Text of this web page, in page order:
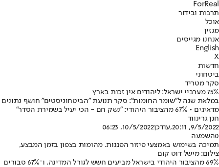
ForReal
תרבות ובידור
אוכל
מגזין
אנחנו מגייסים
English
X
חדשות
ביטחוני
סקר מטריד
75% מערביי ישראל: ליהודים אין זכות בארץ
במלאת שנה ל"שומר החומות": סקר תנועת "הביטחוניסטים" חושף נתונים
מדאיגים • 67% מהציבור היהודי: "נשק חם - הכי יעיל בשמירת הסדר"
חנן גרינווד
9/5/2022, 20:11
,עודכן10/5/2022, 06:23
0השמעה
תמיכה בשימוש באמצעי פיזור הפגנות. מהומות בצפון בזמן המבצע,
צילום: מישל דוט קום
69% מהציבור היהודי בישראל מביעים חשש לגורל המדינה, ו־67% סבורים